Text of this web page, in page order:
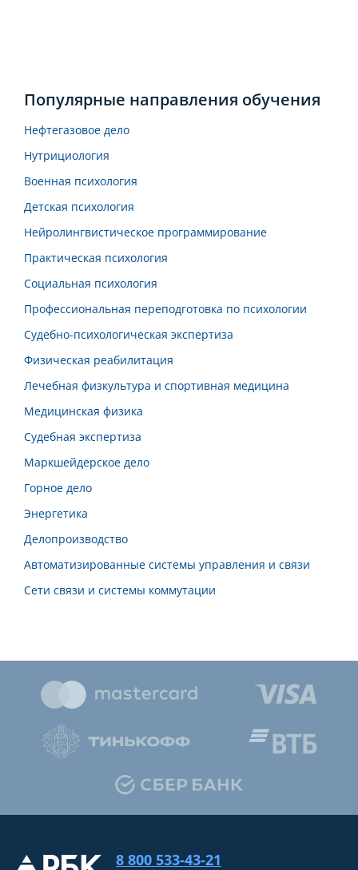
Популярные направления обучения
Нефтегазовое дело
Нутрициология
Военная психология
Детская психология
Нейролингвистическое программирование
Практическая психология
Социальная психология
Профессиональная переподготовка по психологии
Судебно-психологическая экспертиза
Физическая реабилитация
Лечебная физкультура и спортивная медицина
Медицинская физика
Судебная экспертиза
Маркшейдерское дело
Горное дело
Энергетика
Делопроизводство
Автоматизированные системы управления и связи
Сети связи и системы коммутации
8 800 533-43-21